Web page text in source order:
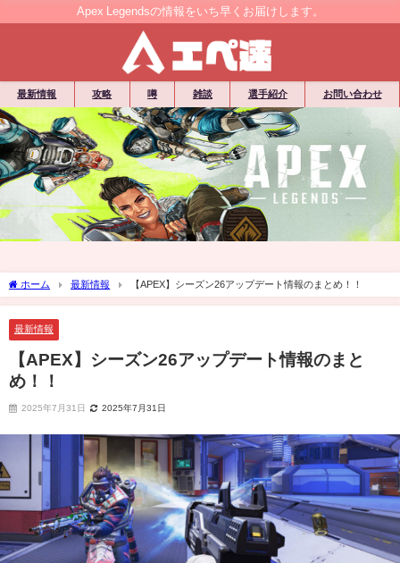
Apex Legendsの情報をいち早くお届けします。
最新情報 攻略 噂 雑談 選手紹介 お問い合わせ
ホーム 最新情報 【APEX】シーズン26アップデート情報のまとめ！！
最新情報
【APEX】シーズン26アップデート情報のまと
め！！
2025年7月31日 2025年7月31日